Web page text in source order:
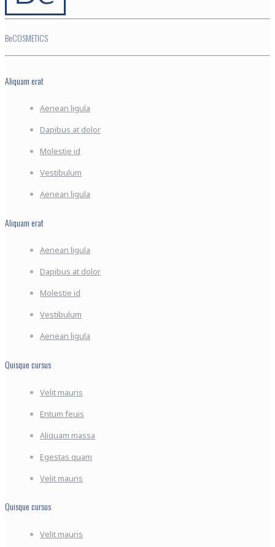
BeCOSMETICS
Aliquam erat
Aenean ligula
Dapibus at dolor
Molestie id
Vestibulum
Aenean ligula
Aliquam erat
Aenean ligula
Dapibus at dolor
Molestie id
Vestibulum
Aenean ligula
Quisque cursus
Velit mauris
Entum feuis
Aliquam massa
Egestas quam
Velit mauris
Quisque cursus
Velit mauris